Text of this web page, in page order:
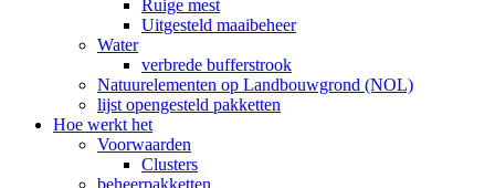
Ruige mest
Uitgesteld maaibeheer
Water
verbrede bufferstrook
Natuurelementen op Landbouwgrond (NOL)
lijst opengesteld pakketten
Hoe werkt het
Voorwaarden
Clusters
beheerpakketten